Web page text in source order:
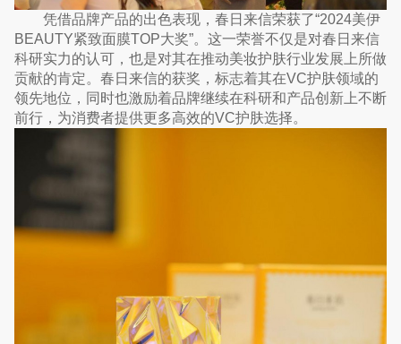
凭借品牌产品的出色表现，春日来信荣获了“2024美伊
BEAUTY紧致面膜TOP大奖”。这一荣誉不仅是对春日来信
科研实力的认可，也是对其在推动美妆护肤行业发展上所做
贡献的肯定。春日来信的获奖，标志着其在VC护肤领域的
领先地位，同时也激励着品牌继续在科研和产品创新上不断
前行，为消费者提供更多高效的VC护肤选择。